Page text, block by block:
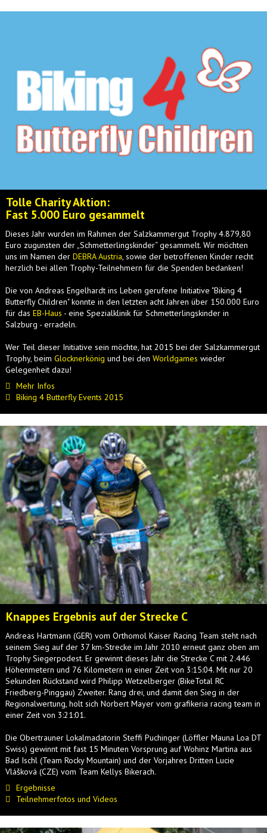
Tolle Charity Aktion:
Fast 5.000 Euro gesammelt
Dieses Jahr wurden im Rahmen der Salzkammergut Trophy 4.879,80
Euro zugunsten der „Schmetterlingskinder“ gesammelt. Wir möchten
uns im Namen der DEBRA Austria, sowie der betroffenen Kinder recht
herzlich bei allen Trophy-Teilnehmern für die Spenden bedanken!
Die von Andreas Engelhardt ins Leben gerufene Initiative "Biking 4
Butterfly Children" konnte in den letzten acht Jahren über 150.000 Euro
für das EB-Haus - eine Spezialklinik für Schmetterlingskinder in
Salzburg - erradeln.
Wer Teil dieser Initiative sein möchte, hat 2015 bei der Salzkammergut
Trophy, beim Glocknerkönig und bei den Worldgames wieder
Gelegenheit dazu!
Mehr Infos
Biking 4 Butterfly Events 2015
Knappes Ergebnis auf der Strecke C
Andreas Hartmann (GER) vom Orthomol Kaiser Racing Team steht nach
seinem Sieg auf der 37 km-Strecke im Jahr 2010 erneut ganz oben am
Trophy Siegerpodest. Er gewinnt dieses Jahr die Strecke C mit 2.446
Höhenmetern und 76 Kilometern in einer Zeit von 3:15:04. Mit nur 20
Sekunden Rückstand wird Philipp Wetzelberger (BikeTotal RC
Friedberg-Pinggau) Zweiter. Rang drei, und damit den Sieg in der
Regionalwertung, holt sich Norbert Mayer vom grafikeria racing team in
einer Zeit von 3:21:01.
Die Obertrauner Lokalmadatorin Steffi Puchinger (Löffler Mauna Loa DT
Swiss) gewinnt mit fast 15 Minuten Vorsprung auf Wohinz Martina aus
Bad Ischl (Team Rocky Mountain) und der Vorjahres Dritten Lucie
Vlášková (CZE) vom Team Kellys Bikerach.
Ergebnisse
Teilnehmerfotos und Videos